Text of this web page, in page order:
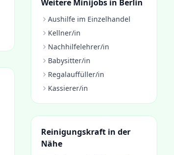
Weitere Minijobs in Berlin
Aushilfe im Einzelhandel
Kellner/in
Nachhilfelehrer/in
Babysitter/in
Regalauffüller/in
Kassierer/in
Reinigungskraft in der
Nähe